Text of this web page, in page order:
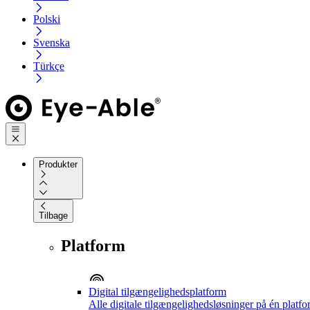
Polski
Svenska
Türkçe
Produkter
Tilbage
Platform
Digital tilgængelighedsplatform
Alle digitale tilgængelighedsløsninger på én